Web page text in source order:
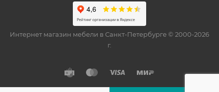
Интернет магазин мебели в Санкт-Петербурге © 2000-2026
г.